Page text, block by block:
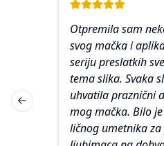
Otpremila sam
svog mačka i
seriju preslatkih
tema slika. Svaka
uhvatila praznični
mog mačka. Bilo
ličnog umetnika
Previous slide